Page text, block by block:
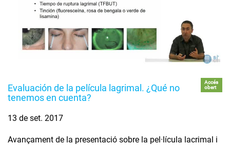
Evaluación de la película lagrimal. ¿Qué no
tenemos en cuenta?
Accés
obert
13 de set. 2017
Avançament de la presentació sobre la pel·lícula lacrimal i